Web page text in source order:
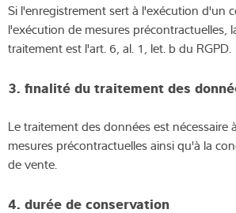
Si l'enregistrement sert à l'exécution d'un
l'exécution de mesures précontractuelles,
traitement est l'art. 6, al. 1, let. b du RGPD.
3. finalité du traitement des
Le traitement des données est nécessaire
mesures précontractuelles ainsi qu'à la
de vente.
4. durée de conservation